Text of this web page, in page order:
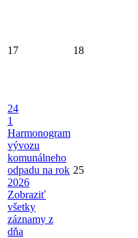
17 18
24
1
Harmonogram
vývozu
komunálneho
odpadu na rok
2026
Zobraziť
všetky
záznamy z
dňa
25